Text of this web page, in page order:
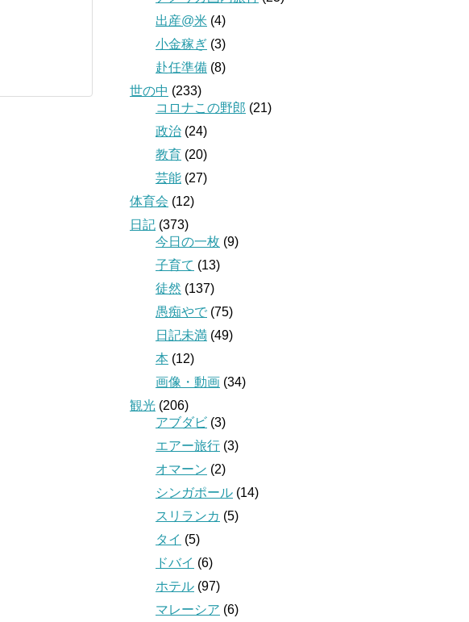
出産@米 (4)
小金稼ぎ (3)
赴任準備 (8)
世の中 (233)
コロナこの野郎 (21)
政治 (24)
教育 (20)
芸能 (27)
体育会 (12)
日記 (373)
今日の一枚 (9)
子育て (13)
徒然 (137)
愚痴やで (75)
日記未満 (49)
本 (12)
画像・動画 (34)
観光 (206)
アブダビ (3)
エアー旅行 (3)
オマーン (2)
シンガポール (14)
スリランカ (5)
タイ (5)
ドバイ (6)
ホテル (97)
マレーシア (6)